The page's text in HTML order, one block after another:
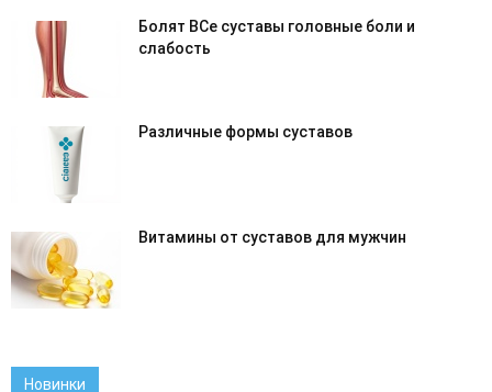
Болят ВСе суставы головные боли и
слабость
Различные формы суставов
Витамины от суставов для мужчин
Новинки